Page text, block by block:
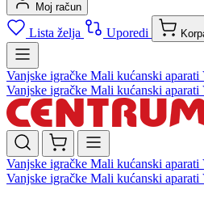
Moj račun
Lista želja Uporedi
Vanjske igračke Mali kućanski aparati
Vanjske igračke Mali kućanski aparati
Vanjske igračke Mali kućanski aparati
Vanjske igračke Mali kućanski aparati